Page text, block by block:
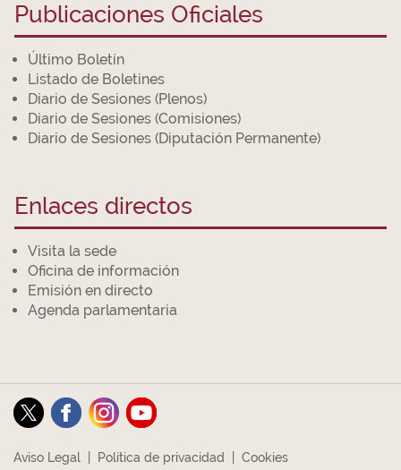
Publicaciones Oficiales
Último Boletín
Listado de Boletines
Diario de Sesiones (Plenos)
Diario de Sesiones (Comisiones)
Diario de Sesiones (Diputación Permanente)
Enlaces directos
Visita la sede
Oficina de información
Emisión en directo
Agenda parlamentaria
Aviso Legal Política de privacidad Cookies